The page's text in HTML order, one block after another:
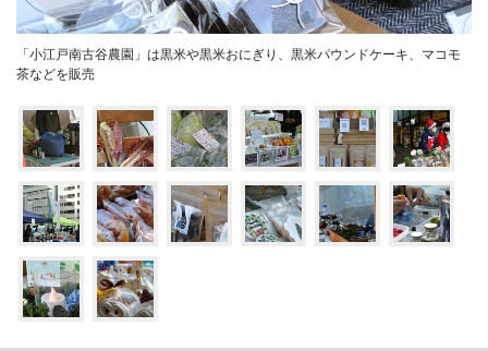
「小江戸南古谷農園」は黒米や黒米おにぎり、黒米パウンドケーキ、マコモ
茶などを販売